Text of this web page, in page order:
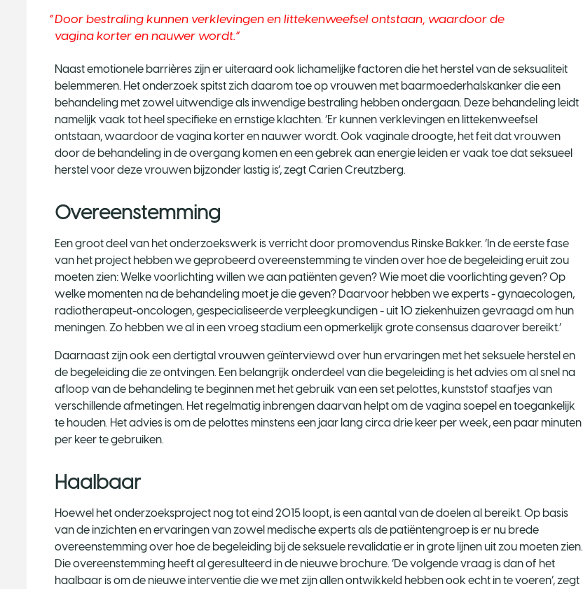
Door bestraling kunnen verklevingen en littekenweefsel ontstaan, waardoor de
vagina korter en nauwer wordt.
Naast emotionele barrières zijn er uiteraard ook lichamelijke factoren die het herstel van de seksualiteit
belemmeren. Het onderzoek spitst zich daarom toe op vrouwen met baarmoederhalskanker die een
behandeling met zowel uitwendige als inwendige bestraling hebben ondergaan. Deze behandeling leidt
namelijk vaak tot heel specifieke en ernstige klachten. ‘Er kunnen verklevingen en littekenweefsel
ontstaan, waardoor de vagina korter en nauwer wordt. Ook vaginale droogte, het feit dat vrouwen
door de behandeling in de overgang komen en een gebrek aan energie leiden er vaak toe dat seksueel
herstel voor deze vrouwen bijzonder lastig is’, zegt Carien Creutzberg.
Overeenstemming
Een groot deel van het onderzoekswerk is verricht door promovendus Rinske Bakker. ‘In de eerste fase
van het project hebben we geprobeerd overeenstemming te vinden over hoe de begeleiding eruit zou
moeten zien: Welke voorlichting willen we aan patiënten geven? Wie moet die voorlichting geven? Op
welke momenten na de behandeling moet je die geven? Daarvoor hebben we experts - gynaecologen,
radiotherapeut-oncologen, gespecialiseerde verpleegkundigen - uit 10 ziekenhuizen gevraagd om hun
meningen. Zo hebben we al in een vroeg stadium een opmerkelijk grote consensus daarover bereikt.’
Daarnaast zijn ook een dertigtal vrouwen geïnterviewd over hun ervaringen met het seksuele herstel en
de begeleiding die ze ontvingen. Een belangrijk onderdeel van die begeleiding is het advies om al snel na
afloop van de behandeling te beginnen met het gebruik van een set pelottes, kunststof staafjes van
verschillende afmetingen. Het regelmatig inbrengen daarvan helpt om de vagina soepel en toegankelijk
te houden. Het advies is om de pelottes minstens een jaar lang circa drie keer per week, een paar minuten
per keer te gebruiken.
Haalbaar
Hoewel het onderzoeksproject nog tot eind 2015 loopt, is een aantal van de doelen al bereikt. Op basis
van de inzichten en ervaringen van zowel medische experts als de patiëntengroep is er nu brede
overeenstemming over hoe de begeleiding bij de seksuele revalidatie er in grote lijnen uit zou moeten zien.
Die overeenstemming heeft al geresulteerd in de nieuwe brochure. ‘De volgende vraag is dan of het
haalbaar is om de nieuwe interventie die we met zijn allen ontwikkeld hebben ook echt in te voeren’, zegt